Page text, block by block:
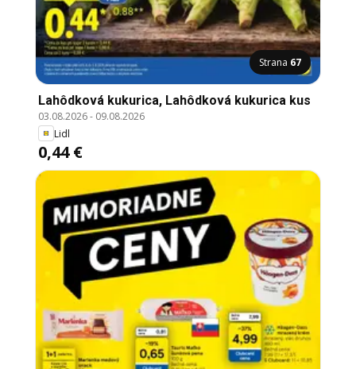
Strana 67
Lahôdková kukurica, Lahôdková kukurica kus
03.08.2026- 09.08.2026
Lidl
0,44 €